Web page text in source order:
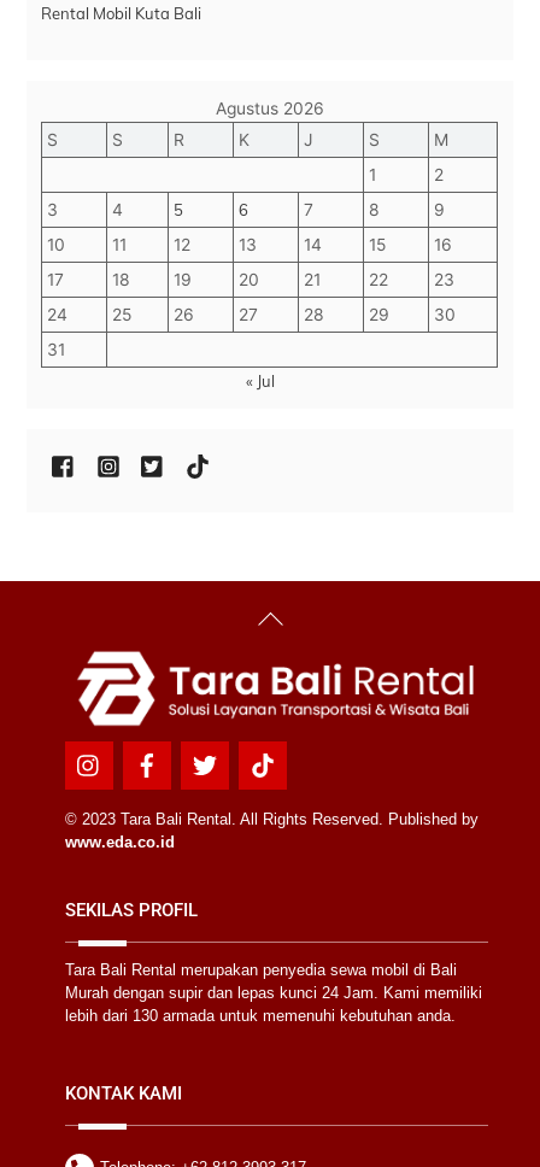
Rental Mobil Kuta Bali
Agustus 2026
S
S R K J S
M
1
2
3
4 5 6 7 8
9
10
11 12 13 14 15
16
17
18 19 20 21 22
23
24
25 26 27 28 29
30
31
« Jul
Back
Icon
Icon
Icon
Icon
© 2023 Tara Bali Rental. All Rights Reserved. Published by
www.eda.co.id
SEKILAS PROFIL
Tara Bali Rental merupakan penyedia sewa mobil di Bali
Murah dengan supir dan lepas kunci 24 Jam. Kami memiliki
lebih dari 130 armada untuk memenuhi kebutuhan anda.
KONTAK KAMI